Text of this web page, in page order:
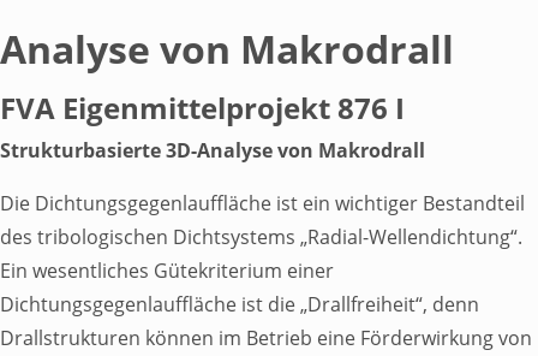
Analyse von Makrodrall
FVA Eigenmittelprojekt 876 I
Strukturbasierte 3D-Analyse von Makrodrall
Die Dichtungsgegenlauffläche ist ein wichtiger Bestandteil
des tribologischen Dichtsystems „Radial-Wellendichtung“.
Ein wesentliches Gütekriterium einer
Dichtungsgegenlauffläche ist die „Drallfreiheit“, denn
Drallstrukturen können im Betrieb eine Förderwirkung von
Monitoring Reports
Trendradar
Netzwerk
Toggle Submenu